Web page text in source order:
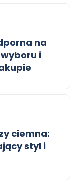
na
i
ciemna:
styl i